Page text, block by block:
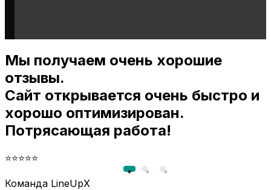
Мы получаем очень хорошие
отзывы.
Сайт открывается очень быстро и
хорошо оптимизирован.
Потрясающая работа!
⭐⭐⭐⭐⭐
Команда LineUpX